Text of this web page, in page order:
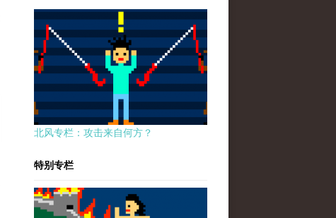
北风专栏：攻击来自何方？
特别专栏